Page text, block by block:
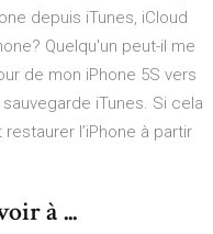
depuis iTunes, iCloud
Quelqu'un peut-il me
de mon iPhone 5S vers
iTunes. Si cela
l’iPhone à partir
à ...